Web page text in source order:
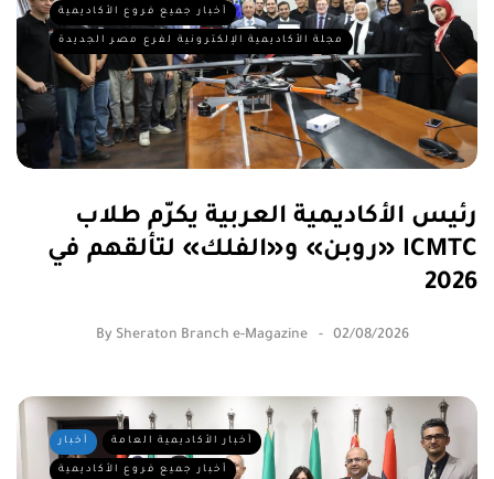
أخبار جميع فروع الأكاديمية
مجلة الأكاديمية الإلكترونية لفرع مصر الجديدة
رئيس الأكاديمية العربية يكرّم طلاب
«روبن» و«الفلك» لتألقهم في ICMTC
2026
By Sheraton Branch e-Magazine 02/08/2026
أخبار أخبار الأكاديمية العامة
أخبار جميع فروع الأكاديمية